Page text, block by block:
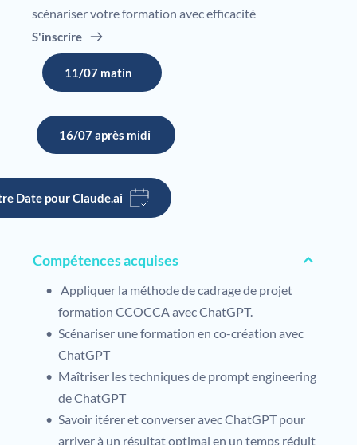
scénariser votre formation avec efficacité
S'inscrire
11/07 matin
16/07 après midi
Date pour Claude.ai
Compétences acquises
Appliquer la méthode de cadrage de projet
formation CCOCCA avec ChatGPT.
Scénariser une formation en co-création avec
ChatGPT
Maîtriser les techniques de prompt engineering
de ChatGPT
Savoir itérer et converser avec ChatGPT pour
arriver à un résultat optimal en un temps réduit